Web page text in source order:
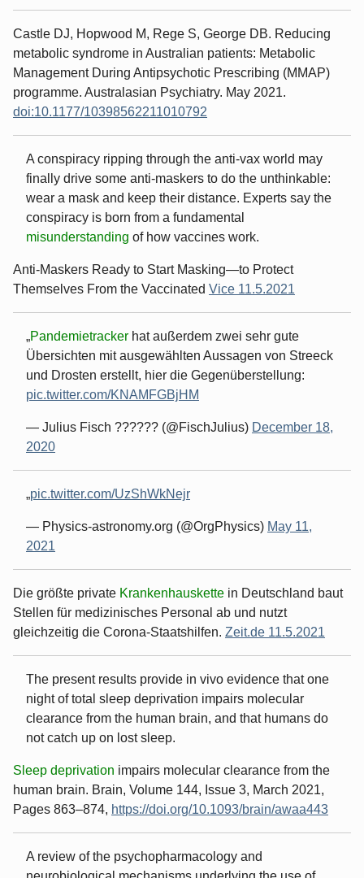
Castle DJ, Hopwood M, Rege S, George DB. Reducing
metabolic syndrome in Australian patients: Metabolic
Management During Antipsychotic Prescribing (MMAP)
programme. Australasian Psychiatry. May 2021.
doi:10.1177/10398562211010792
A conspiracy ripping through the anti-vax world may
finally drive some anti-maskers to do the unthinkable:
wear a mask and keep their distance. Experts say the
conspiracy is born from a fundamental
misunderstanding of how vaccines work.
Anti-Maskers Ready to Start Masking—to Protect
Themselves From the Vaccinated Vice 11.5.2021
Pandemietracker hat außerdem zwei sehr gute
Übersichten mit ausgewählten Aussagen von Streeck
und Drosten erstellt, hier die Gegenüberstellung:
pic.twitter.com/KNAMFGBjHM
— Julius Fisch ?????? (@FischJulius) December 18,
2020
pic.twitter.com/UzShWkNejr
— Physics-astronomy.org (@OrgPhysics) May 11,
2021
Die größte private Krankenhauskette in Deutschland baut
Stellen für medizinisches Personal ab und nutzt
gleichzeitig die Corona-Staatshilfen. Zeit.de 11.5.2021
The present results provide in vivo evidence that one
night of total sleep deprivation impairs molecular
clearance from the human brain, and that humans do
not catch up on lost sleep.
Sleep deprivation impairs molecular clearance from the
human brain. Brain, Volume 144, Issue 3, March 2021,
Pages 863–874, https://doi.org/10.1093/brain/awaa443
A review of the psychopharmacology and